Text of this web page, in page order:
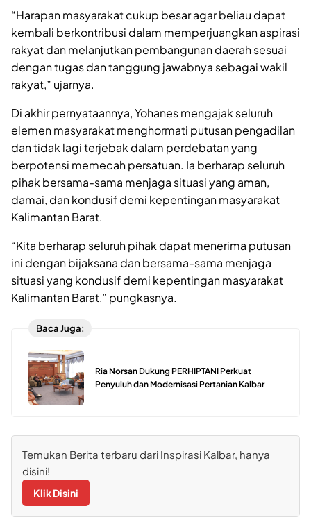
“Harapan masyarakat cukup besar agar beliau dapat
kembali berkontribusi dalam memperjuangkan aspirasi
rakyat dan melanjutkan pembangunan daerah sesuai
dengan tugas dan tanggung jawabnya sebagai wakil
rakyat,” ujarnya.
Di akhir pernyataannya, Yohanes mengajak seluruh
elemen masyarakat menghormati putusan pengadilan
dan tidak lagi terjebak dalam perdebatan yang
berpotensi memecah persatuan. Ia berharap seluruh
pihak bersama-sama menjaga situasi yang aman,
damai, dan kondusif demi kepentingan masyarakat
Kalimantan Barat.
“Kita berharap seluruh pihak dapat menerima putusan
ini dengan bijaksana dan bersama-sama menjaga
situasi yang kondusif demi kepentingan masyarakat
Kalimantan Barat,” pungkasnya.
Baca Juga:
Ria Norsan Dukung PERHIPTANI Perkuat
Penyuluh dan Modernisasi Pertanian Kalbar
Temukan Berita terbaru dari Inspirasi Kalbar, hanya
disini!
Klik Disini